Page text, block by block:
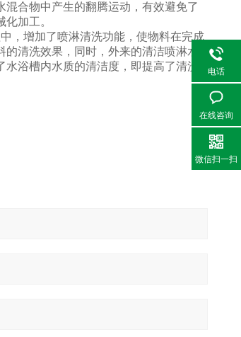
合物中产生的翻腾运动，有效避免了
加工。
，增加了喷淋清洗功能，使物料在完成
清洗效果，同时，外来的清洁喷淋水
浴槽内水质的清洁度，即提高了清洗
电话
在线咨询
微信扫一扫